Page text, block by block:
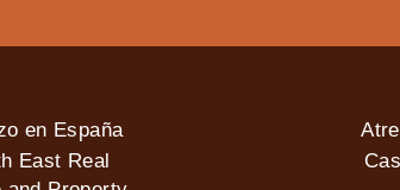
en España
East Real